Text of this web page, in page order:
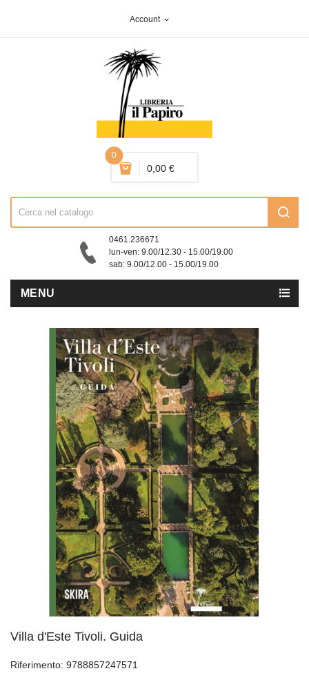
Account expand_more
0
0,00 €
0461.236671
lun-ven: 9.00/12.30 - 15.00/19.00
sab: 9.00/12.00 - 15.00/19.00
MENU
Villa d'Este Tivoli. Guida
Riferimento: 9788857247571